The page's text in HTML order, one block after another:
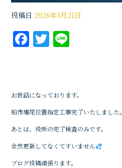
投稿日 2026年1月21日
F
e
b
o
o
k
T
te
r
お世話になっております。
柏市増尾位置指定工事完了いたしました。
あとは、役所の完了検査のみです。
全然更新してなくてすいません
ブログ投稿頑張ります。